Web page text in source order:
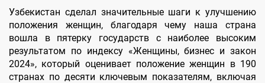
Узбекистан сделал значительные шаги к улучшению
положения женщин, благодаря чему наша страна
вошла в пятерку государств с наиболее высоким
результатом по индексу «Женщины, бизнес и закон
2024», который оценивает положение женщин в 190
странах по десяти ключевым показателям, включая